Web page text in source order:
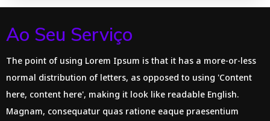
Ao Seu Serviço
The point of using Lorem Ipsum is that it has a more-or-less
normal distribution of letters, as opposed to using 'Content
here, content here', making it look like readable English.
Magnam, consequatur quas ratione eaque praesentium